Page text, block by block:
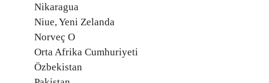
Nikaragua
Niue, Yeni Zelanda
Norveç O
Orta Afrika Cumhuriyeti
Özbekistan